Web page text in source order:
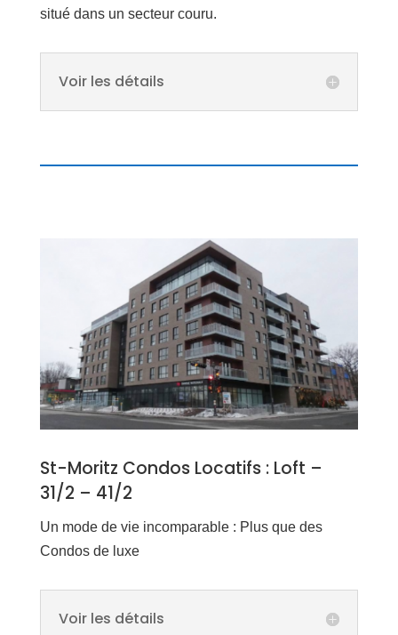
situé dans un secteur couru.
Voir les détails
St-Moritz Condos Locatifs : Loft –
31/2 – 41/2
Un mode de vie incomparable : Plus que des
Condos de luxe
Voir les détails